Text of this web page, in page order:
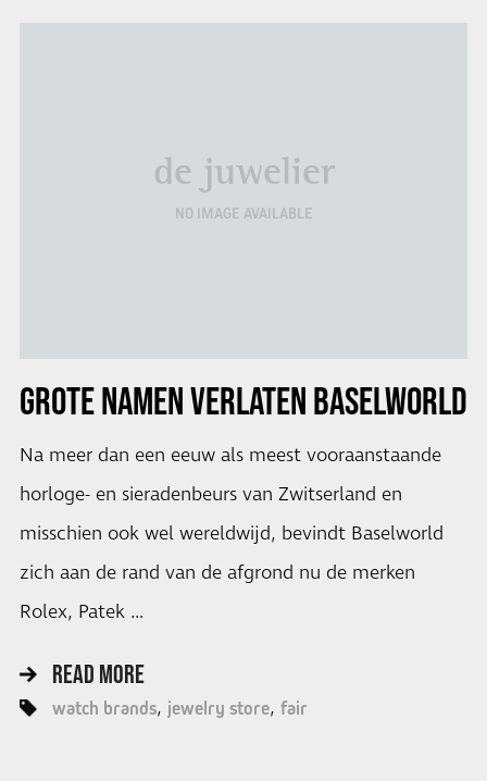
de juwelier
NO IMAGE AVAILABLE
GROTE NAMEN VERLATEN BASELWORLD
Na meer dan een eeuw als meest vooraanstaande
horloge- en sieradenbeurs van Zwitserland en
misschien ook wel wereldwijd, bevindt Baselworld
zich aan de rand van de afgrond nu de merken
Rolex, Patek …
READ MORE
watch brands jewelry store fair